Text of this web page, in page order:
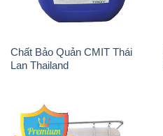
Chất Bảo Quản CMIT Thái
Lan Thailand